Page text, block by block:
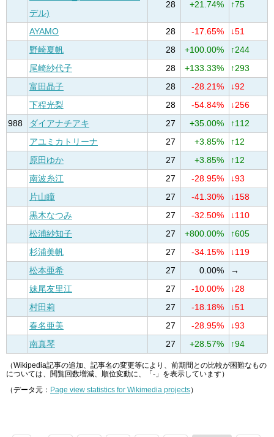
デル)
28 +21.74% ↑75
AYAMO 28 -17.65%
↓51
野崎夏帆
28 +100.00%
↑244
尾崎紗代子
28 +133.33%
↑293
富田晶子
28 -28.21%
↓92
下程光梨
28 -54.84%
↓256
988
ダイアナチアキ 27 +35.00%
↑112
アユミカトリーナ
27 +3.85%
↑12
原田ゆか
27 +3.85%
↑12
南波糸江
27 -28.95%
↓93
片山瞳
27 -41.30%
↓158
黒木なつみ
27 -32.50%
↓110
松浦紗知子
27 +800.00%
↑605
杉浦美帆
27 -34.15%
↓119
松本亜希
27 0.00%
→
妹尾友里江
27 -10.00%
↓28
村田莉
27 -18.18%
↓51
春名亜美
27 -28.95%
↓93
南真琴
27 +28.57% ↑94
（Wikipedia記事の追加、記事名の変更等により、前期間との比較が困難なもの
については、閲覧回数増減、順位変動に、「-」を表示しています）
（データ元： Page view statistics for Wikimedia projects）